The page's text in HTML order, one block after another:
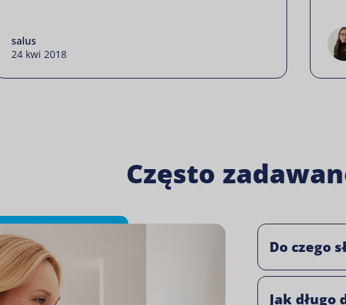
salus
24 kwi 2018
Często
Do czego
Jak